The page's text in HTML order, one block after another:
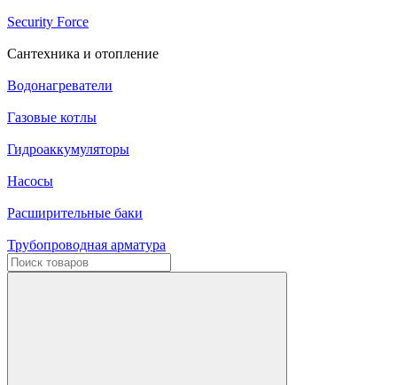
Security Force
Сантехника и отопление
Водонагреватели
Газовые котлы
Гидроаккумуляторы
Насосы
Расширительные баки
Трубопроводная арматура